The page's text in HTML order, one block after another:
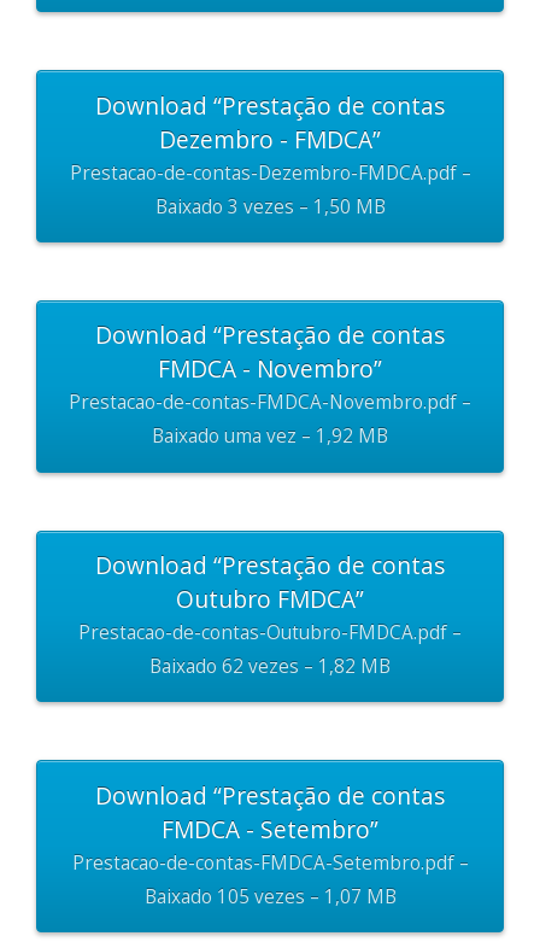
Download “Prestação de contas
Dezembro - FMDCA”
Prestacao-de-contas-Dezembro-FMDCA.pdf –
Baixado 3 vezes – 1,50 MB
Download “Prestação de contas
FMDCA - Novembro”
Prestacao-de-contas-FMDCA-Novembro.pdf –
Baixado uma vez – 1,92 MB
Download “Prestação de contas
Outubro FMDCA”
Prestacao-de-contas-Outubro-FMDCA.pdf –
Baixado 62 vezes – 1,82 MB
Download “Prestação de contas
FMDCA - Setembro”
Prestacao-de-contas-FMDCA-Setembro.pdf –
Baixado 105 vezes – 1,07 MB